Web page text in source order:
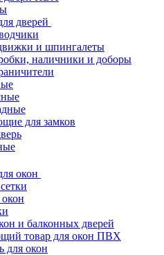
дверей
и шпингалеты
наличники и доборы
для замков
окон
и балконных дверей
товар для окон ПВХ
для окон